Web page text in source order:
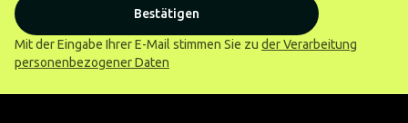
Bestätigen
Mit der Eingabe Ihrer E-Mail stimmen Sie zu der Verarbeitung
personenbezogener Daten